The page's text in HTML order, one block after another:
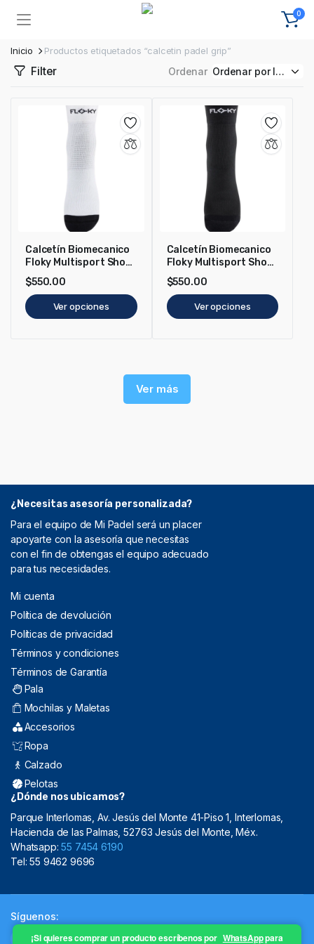
0
Inicio Productos etiquetados “calcetin padel grip”
Filter Ordenar
Calcetín Biomecanico
Floky Multisport Short
Blanco
$550.00
Ver opciones
Calcetín Biomecanico
Floky Multisport Short
Negro
$550.00
Ver opciones
Ver más
¿Necesitas asesoría personalizada?
Para el equipo de Mi Padel será un placer
apoyarte con la asesoría que necesitas
con el fin de obtengas el equipo adecuado
para tus necesidades.
Mi cuenta
Política de devolución
Políticas de privacidad
Términos y condiciones
Términos de Garantía
Pala
Mochilas y Maletas
Accesorios
Ropa
Calzado
Pelotas
¿Dónde nos ubicamos?
Parque Interlomas, Av. Jesús del Monte 41-Piso 1, Interlomas,
Hacienda de las Palmas, 52763 Jesús del Monte, Méx.
Whatsapp:55 7454 6190
Tel: 55 9462 9696
Síguenos:
¡Si quieres comprar un producto escríbenos por WhatsApppara